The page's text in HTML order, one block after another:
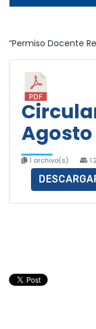
“Permiso Docente
Agosto
1 archivo(s)